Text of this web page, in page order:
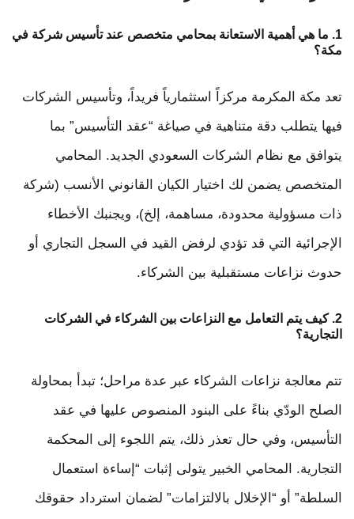
1. ما هي أهمية الاستعانة بمحامي متخصص عند تأسيس شركة في
مكة؟
تعد مكة المكرمة مركزاً استثمارياً فريداً، وتأسيس الشركات
فيها يتطلب دقة متناهية في صياغة “عقد التأسيس” بما
يتوافق مع نظام الشركات السعودي الجديد. المحامي
المتخصص يضمن لك اختيار الكيان القانوني الأنسب (شركة
ذات مسؤولية محدودة، مساهمة، إلخ)، ويجنبك الأخطاء
الإجرائية التي قد تؤدي لرفض القيد في السجل التجاري أو
حدوث نزاعات مستقبلية بين الشركاء.
2. كيف يتم التعامل مع النزاعات بين الشركاء في الشركات
التجارية؟
تتم معالجة نزاعات الشركاء عبر عدة مراحل؛ تبدأ بمحاولة
الصلح الودّي بناءً على البنود المنصوص عليها في عقد
التأسيس، وفي حال تعذر ذلك، يتم اللجوء إلى المحكمة
التجارية. المحامي الخبير يتولى إثبات “إساءة استعمال
السلطة” أو “الإخلال بالالتزامات” لضمان استرداد حقوقك